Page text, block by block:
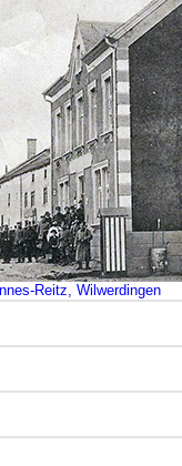
Reitz, Wilwerdingen